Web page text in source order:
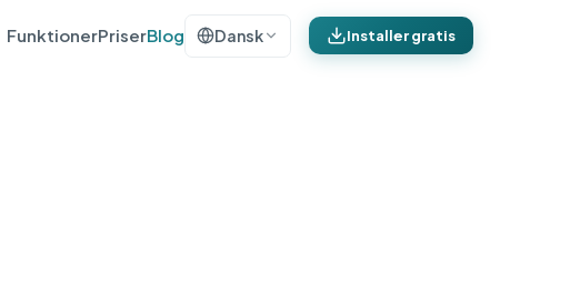
FunktionerPriserBlog Dansk Installer gratis